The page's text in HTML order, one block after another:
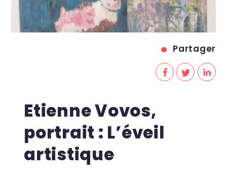
Partager
Etienne Vovos,
portrait : L’éveil
artistique